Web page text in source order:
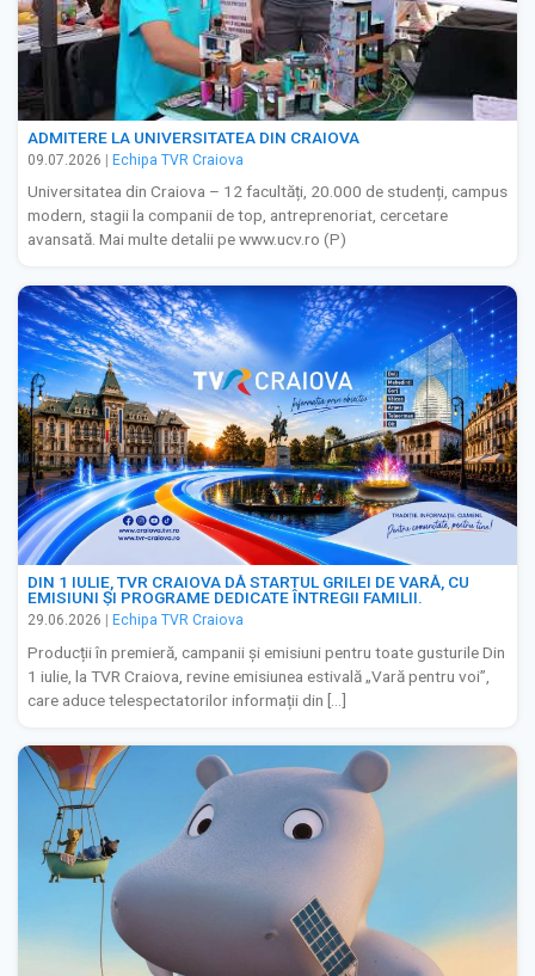
ADMITERE LA UNIVERSITATEA DIN CRAIOVA
09.07.2026 | Echipa TVR Craiova
Universitatea din Craiova – 12 facultăți, 20.000 de studenți, campus
modern, stagii la companii de top, antreprenoriat, cercetare
avansată. Mai multe detalii pe www.ucv.ro (P)
DIN 1 IULIE, TVR CRAIOVA DĂ STARTUL GRILEI DE VARĂ, CU
EMISIUNI ȘI PROGRAME DEDICATE ÎNTREGII FAMILII.
29.06.2026 Echipa TVR Craiova
Producții în premieră, campanii și emisiuni pentru toate gusturile Din
1 iulie, la TVR Craiova, revine emisiunea estivală „Vară pentru voi”,
care aduce telespectatorilor informații din […]